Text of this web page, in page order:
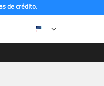
de crédito.